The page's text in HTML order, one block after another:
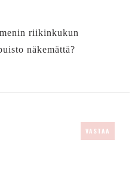
riikinkukun
näkemättä?
VASTAA